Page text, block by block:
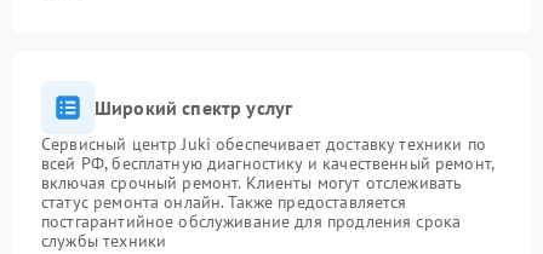
Широкий спектр услуг
Сервисный центр Juki обеспечивает доставку техники по
всей РФ, бесплатную диагностику и качественный ремонт,
включая срочный ремонт. Клиенты могут отслеживать
статус ремонта онлайн. Также предоставляется
постгарантийное обслуживание для продления срока
службы техники